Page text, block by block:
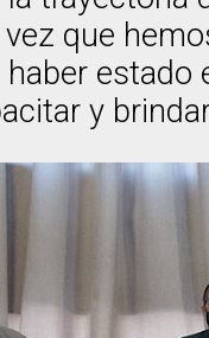
vez que
y